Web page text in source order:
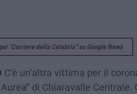
“Corriere della Calabria” su Google News
C’è un’altra vittima per il
Aurea” di Chiaravalle